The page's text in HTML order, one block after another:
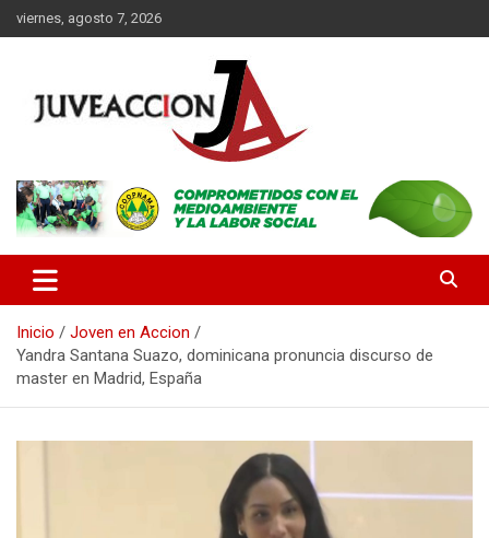
Saltar
al
viernes, agosto 7, 2026
JuveAcción
la finalidad de difundir información que contribuya al desarrollo
integral de nuestros lectores.
Inicio
Joven en Accion
Yandra Santana Suazo, dominicana pronuncia discurso de
master en Madrid, España